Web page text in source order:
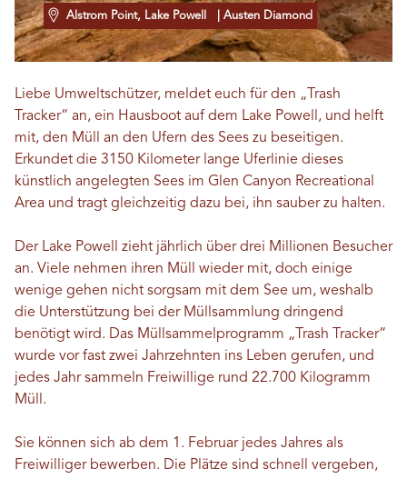
Alstrom Point, Lake Powell | Austen Diamond
Liebe Umweltschützer, meldet euch für den „Trash
Tracker“ an, ein Hausboot auf dem Lake Powell, und helft
mit, den Müll an den Ufern des Sees zu beseitigen.
Erkundet die 3150 Kilometer lange Uferlinie dieses
künstlich angelegten Sees im Glen Canyon Recreational
Area und tragt gleichzeitig dazu bei, ihn sauber zu halten.
Der Lake Powell zieht jährlich über drei Millionen Besucher
an. Viele nehmen ihren Müll wieder mit, doch einige
wenige gehen nicht sorgsam mit dem See um, weshalb
die Unterstützung bei der Müllsammlung dringend
benötigt wird. Das Müllsammelprogramm „Trash Tracker“
wurde vor fast zwei Jahrzehnten ins Leben gerufen, und
jedes Jahr sammeln Freiwillige rund 22.700 Kilogramm
Müll.
Sie können sich ab dem 1. Februar jedes Jahres als
Freiwilliger bewerben. Die Plätze sind schnell vergeben,